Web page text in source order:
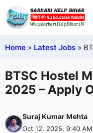
Home » Latest Jobs »
BTSC Hostel
2025 – Apply
Suraj Kumar Mehta
Oct 12, 2025, 9:40 AM